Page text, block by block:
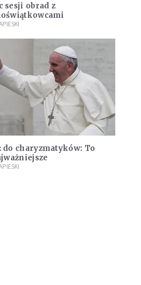
sesji obrad z
do charyzmatyków: To